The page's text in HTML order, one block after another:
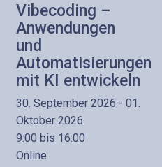
Vibecoding –
Anwendungen
und
Automatisierungen
mit KI entwickeln
30. September 2026 - 01.
Oktober 2026
9:00 bis 16:00
Online